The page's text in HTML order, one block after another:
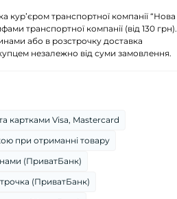
курʼєром транспортної компанії “Нова
транспортної компанії (від 130 грн).
або в розстрочку доставка
незалежно від суми замовлення.
картками Visa, Mastercard
при отриманні товару
(ПриватБанк)
(ПриватБанк)